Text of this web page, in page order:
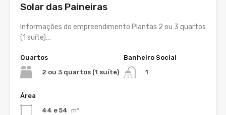
Solar das Paineiras
Informações do empreendimento Plantas 2 ou 3 quartos
(1 suíte)…
Quartos
2 ou 3 quartos (1 suíte)
Banheiro Social
1
Área
44 e 54 m²